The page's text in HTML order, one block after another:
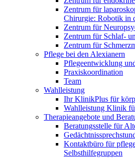
Zentrum für
Chirurgie: Robotik in
Zentrum für
Zentrum für Schlaf-
Zentrum für
Pflege bei den Alexianern
Pflegeentwicklung
Praxiskoordination
Team
Wahlleistung
Ihr KlinikPlus für
Wahlleistung Klinik
Therapieangebote und
Beratungsstelle für
Kontaktbüro für
Selbsthilfegruppen